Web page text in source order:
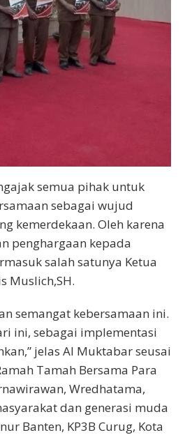
semua pihak untuk
sebagai wujud
kemerdekaan. Oleh karena
penghargaan kepada
salah satunya Ketua
Muslich,SH.
semangat kebersamaan ini.
ini, sebagai implementasi
jelas Al Muktabar seusai
Tamah Bersama Para
Wredhatama,
dan generasi muda
Banten, KP3B Curug, Kota